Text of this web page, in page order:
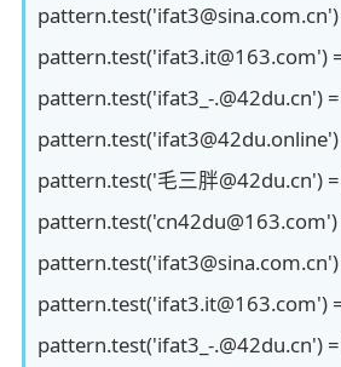
pattern.test('ifat3.it@163.com')
pattern.test('ifat3_-.@42du.cn')
pattern.test('ifat3@42du.online')
pattern.test('毛三胖@42du.cn')
pattern.test('ifat3.it@163.com')
pattern.test('ifat3_-.@42du.cn')